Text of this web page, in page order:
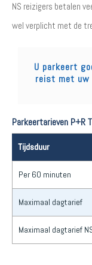
NS reizigers betalen
wel verplicht met de
U parkeert
reist met uw
Parkeertarieven P+R
Tijdsduur
Per 60 minuten
Maximaal dagtarief
Maximaal dagtarief